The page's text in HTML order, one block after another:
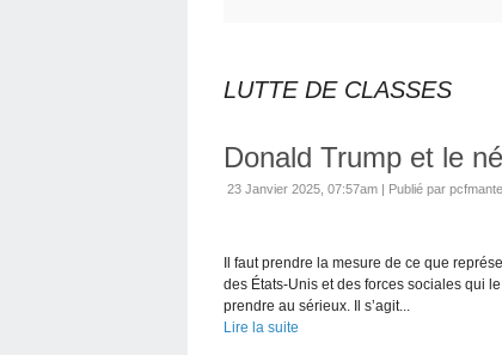
LUTTE DE CLASSES
Donald Trump et le
23 Janvier 2025, 07:57am | Publié par
Il faut prendre la mesure de ce que
des États-Unis et des forces sociales qui
prendre au sérieux. Il s’agit...
Lire la suite